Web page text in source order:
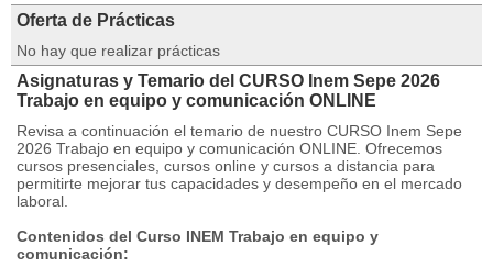
Oferta de Prácticas
No hay que realizar prácticas
Asignaturas y Temario del CURSO Inem Sepe 2026
Trabajo en equipo y comunicación ONLINE
Revisa a continuación el temario de nuestro CURSO Inem Sepe
2026 Trabajo en equipo y comunicación ONLINE. Ofrecemos
cursos presenciales, cursos online y cursos a distancia para
permitirte mejorar tus capacidades y desempeño en el mercado
laboral.
Contenidos del Curso INEM Trabajo en equipo y
comunicación: